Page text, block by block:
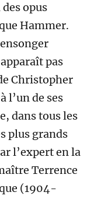
opus
Hammer.
pas
Christopher
l’un de ses
dans tous les
plus grands
l’expert en la
Terrence
(1904-